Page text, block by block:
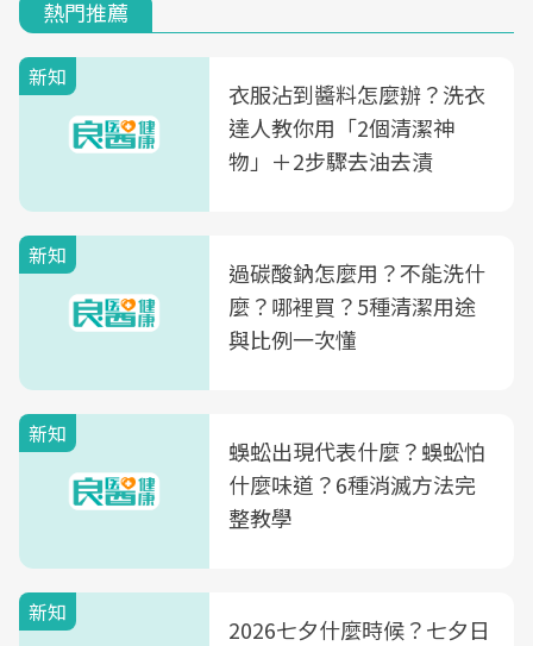
熱門推薦
新知
衣服沾到醬料怎麼辦？洗衣
達人教你用「2個清潔神
物」＋2步驟去油去漬
新知
過碳酸鈉怎麼用？不能洗什
麼？哪裡買？5種清潔用途
與比例一次懂
新知
蜈蚣出現代表什麼？蜈蚣怕
什麼味道？6種消滅方法完
整教學
新知
2026七夕什麼時候？七夕日